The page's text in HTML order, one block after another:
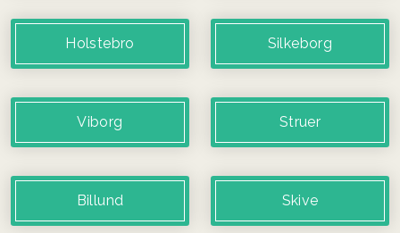
Holstebro Silkeborg
Viborg Struer
Billund Skive